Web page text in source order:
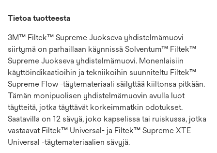
Tietoa tuotteesta
3M™ Filtek™ Supreme Juokseva yhdistelmämuovi
siirtymä on parhaillaan käynnissä Solventum™ Filtek™
Supreme Juokseva yhdistelmämuovi. Monenlaisiin
käyttöindikaatioihin ja tekniikoihin suunniteltu Filtek™
Supreme Flow -täytemateriaali säilyttää kiiltonsa pitkään.
Tämän monipuolisen yhdistelmämuovin avulla luot
täytteitä, jotka täyttävät korkeimmatkin odotukset.
Saatavilla on 12 sävyä, joko kapselissa tai ruiskussa, jotka
vastaavat Filtek™ Universal- ja Filtek™ Supreme XTE
Universal -täytemateriaalien sävyjä.